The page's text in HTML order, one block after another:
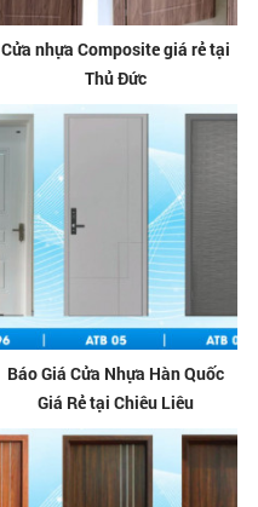
Cửa nhựa Composite giá rẻ tại
Thủ Đức
Báo Giá Cửa Nhựa Hàn Quốc
Giá Rẻ tại Chiêu Liêu